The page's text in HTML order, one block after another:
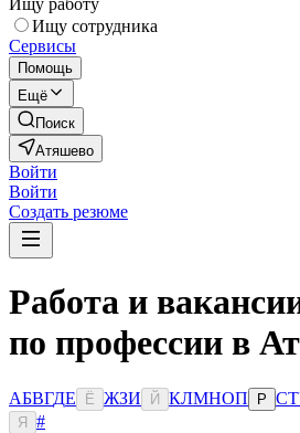
Ищу работу
Ищу сотрудника
Сервисы
Помощь
Ещё
Поиск
Атяшево
Войти
Войти
Создать резюме
Работа и
по профессии в
АБВГДЕ Ё ЖЗИ Й КЛМНОП Р СТ
Я
#